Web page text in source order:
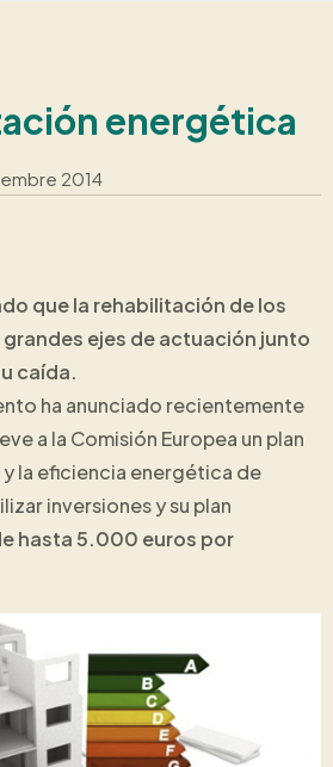
energética
2014
que la rehabilitación de los
ejes de actuación junto
caída.
ha anunciado recientemente
a la Comisión Europea un plan
la eficiencia energética de
inversiones y su plan
hasta 5.000 euros por